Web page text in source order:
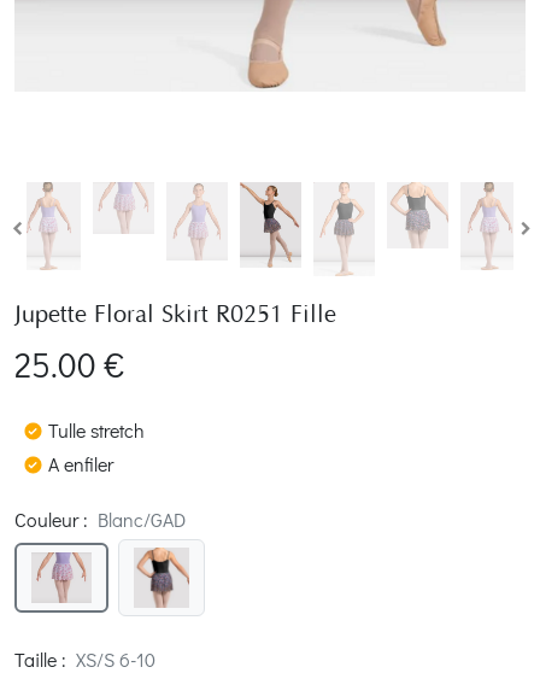
Jupette Floral Skirt R0251 Fille
25.00 €
Tulle stretch
A enfiler
Couleur : Blanc/GAD
Taille : XS/S 6-10